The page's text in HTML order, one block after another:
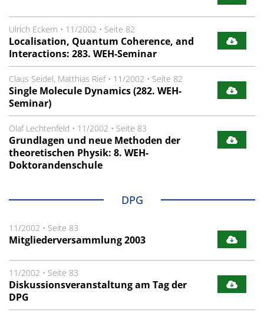
Ulrich Eckern • 11/2002 • Seite 82
Localisation, Quantum Coherence, and
Interactions: 283. WEH-Seminar
Claus Seidel, Matthias Rief• 11/2002 • Seite 82
Single Molecule Dynamics (282. WEH-
Seminar)
Olaf Lechtenfeld • 11/2002 • Seite 83
Grundlagen und neue Methoden der
theoretischen Physik: 8. WEH-
Doktorandenschule
DPG
11/2002 • Seite 83
Mitgliederversammlung 2003
11/2002 • Seite 83
Diskussionsveranstaltung am Tag der
DPG